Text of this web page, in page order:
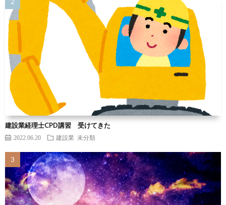
建設業経理士CPD講習 受けてきた
2022.06.20 建設業 未分類